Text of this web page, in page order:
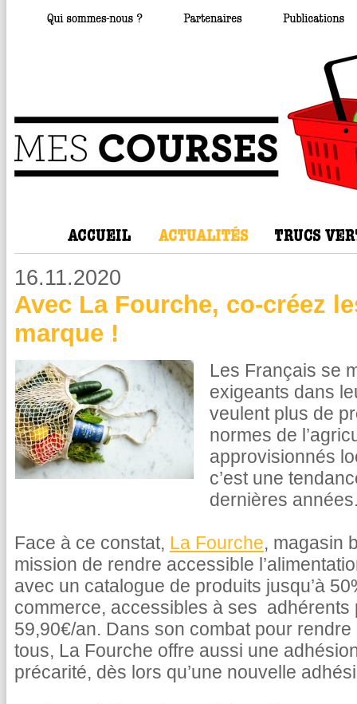
16.11.2020
Avec La Fourche, co-créez
marque !
Les Français se
exigeants dans
veulent plus de
normes de
approvisionnés
c’est une
dernières
Face à ce constat, La Fourche, magasin
mission de rendre accessible
avec un catalogue de produits jusqu’à
commerce, accessibles à ses adhérents
59,90€/an. Dans son combat pour
tous, La Fourche offre aussi une
précarité, dès lors qu’une nouvelle